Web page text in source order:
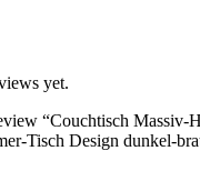
yet.
“Couchtisch Massiv-
Tisch Design dunkel-